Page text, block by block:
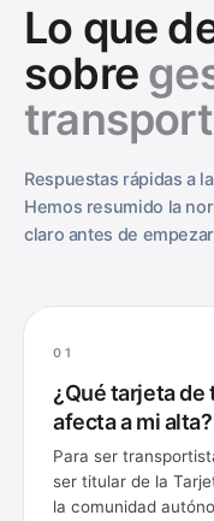
Lo que
sobre
Respuestas rápidas a
Hemos resumido la
claro antes de
01
¿Qué tarjeta
afecta a mi alta?
Para ser
ser titular de la
la comunidad